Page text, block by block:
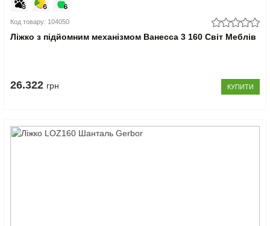
Код товару: 104050
Ліжко з підйомним механізмом Ванесса 3 160 Світ Меблів
26.322 грн КУПИТИ